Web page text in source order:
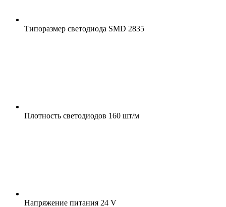
Типоразмер светодиода SMD 2835
Плотность светодиодов 160 шт/м
Напряжение питания 24 V